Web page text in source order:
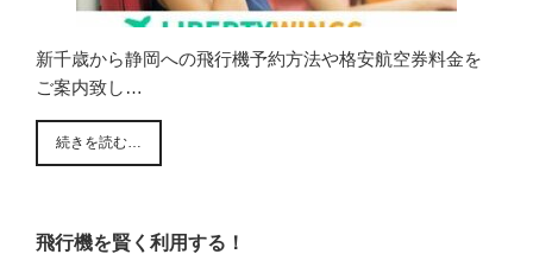
新千歳から静岡への飛行機予約方法や格安航空券料金を
ご案内致し…
続きを読む…
飛行機を賢く利用する！